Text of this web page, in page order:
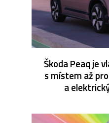
Škoda Peaq je
s místem až
a